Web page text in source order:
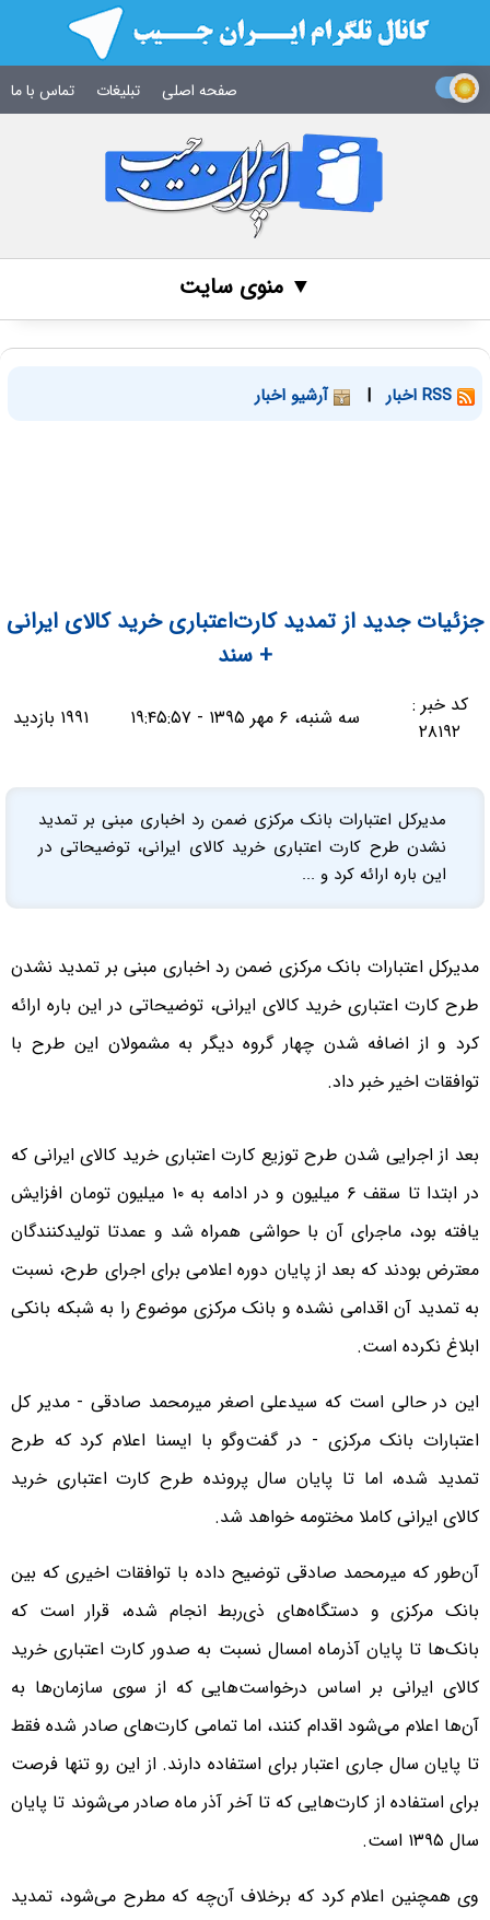
صفحه اصلی تبلیغات تماس با ما
▼ منوی سایت
| آرشیو اخبار
جزئیات جدید از تمدید کارت‌اعتباری خرید کالای ایرانی
+ سند
کد خبر :
۲۸۱۹۲
سه شنبه، ۶ مهر ۱۳۹۵ - ۱۹:۴۵:۵۷ ۱۹۹۱ بازدید
مدیرکل اعتبارات بانک مرکزی ضمن رد اخباری مبنی بر تمدید
نشدن طرح کارت اعتباری خرید کالای ایرانی، توضیحاتی در
این باره ارائه کرد و ...
مدیرکل اعتبارات بانک مرکزی ضمن رد اخباری مبنی بر تمدید نشدن
طرح کارت اعتباری خرید کالای ایرانی، توضیحاتی در این باره ارائه
کرد و از اضافه شدن چهار گروه دیگر به مشمولان این طرح با
توافقات اخیر خبر داد.
بعد از اجرایی شدن طرح توزیع کارت اعتباری خرید کالای ایرانی که
در ابتدا تا سقف ۶ میلیون و در ادامه به ۱۰ میلیون تومان افزایش
یافته بود، ماجرای آن با حواشی همراه شد و عمدتا تولیدکنندگان
معترض بودند که بعد از پایان دوره اعلامی برای اجرای طرح، نسبت
به تمدید آن اقدامی نشده و بانک مرکزی موضوع را به شبکه بانکی
ابلاغ نکرده‌ است.
این در حالی است که سیدعلی اصغر میرمحمد صادقی - مدیر کل
اعتبارات بانک مرکزی - در گفت‌وگو با ایسنا اعلام کرد که طرح
تمدید شده، اما تا پایان سال پرونده طرح کارت اعتباری خرید
کالای ایرانی کاملا مختومه خواهد شد.
آن‌طور که میرمحمد صادقی توضیح داده با توافقات اخیری که بین
بانک مرکزی و دستگاه‌های ذی‌ربط انجام شده، قرار است که
بانک‌ها تا پایان آذرماه امسال نسبت به صدور کارت اعتباری خرید
کالای ایرانی بر اساس درخواست‌هایی که از سوی سازمان‌ها به
آن‌ها اعلام می‌شود اقدام کنند، اما تمامی کارت‌های صادر شده فقط
تا پایان سال جاری اعتبار برای استفاده دارند. از این رو تنها فرصت
برای استفاده از کارت‌هایی که تا آخر آذر ماه صادر می‌شوند تا پایان
سال ۱۳۹۵ است.
وی همچنین اعلام کرد که برخلاف آن‌چه که مطرح می‌شود، تمدید